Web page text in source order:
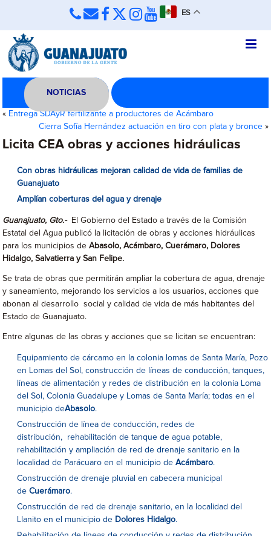
ES
NOTICIAS
« Entrega SDAyR fertilizante a productores de Acámbaro
Cierra Sofía Hernández actuación en tiro con plata y bronce»
Licita CEA obras y acciones hidráulicas
Con obras hidráulicas mejoran calidad de vida de familias de
Guanajuato
Amplían coberturas del agua y drenaje
Guanajuato, Gto.-El Gobierno del Estado a través de la Comisión
Estatal del Agua publicó la licitación de obras y acciones hidráulicas
para los municipios deAbasolo, Acámbaro, Cuerámaro, Dolores
Hidalgo, Salvatierra y San Felipe.
Se trata de obras que permitirán ampliar la cobertura de agua, drenaje
y saneamiento, mejorando los servicios a los usuarios, acciones que
abonan al desarrollo social y calidad de vida de más habitantes del
Estado de Guanajuato.
Entre algunas de las obras y acciones que se licitan se encuentran:
Equipamiento de cárcamo en la colonia lomas de Santa María, Pozo
en Lomas del Sol, construcción de líneas de conducción, tanques,
líneas de alimentación y redes de distribución en la colonia Loma
del Sol, Colonia Guadalupe y Lomas de Santa María; todas en el
municipio deAbasolo.
Construcción de línea de conducción, redes de
distribución, rehabilitación de tanque de agua potable,
rehabilitación y ampliación de red de drenaje sanitario en la
localidad de Parácuaro en el municipio deAcámbaro.
Construcción de drenaje pluvial en cabecera municipal
deCuerámaro.
Construcción de red de drenaje sanitario, en la localidad del
Llanito en el municipio de Dolores Hidalgo.